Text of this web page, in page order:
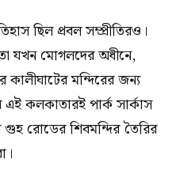
ছিল প্রবল সম্প্রীতিরও।
যখন মোগলদের অধীনে,
কালীঘাটের মন্দিরের জন্য
কলকাতারই পার্ক সার্কাস
গুহ রোডের শিবমন্দির তৈরির